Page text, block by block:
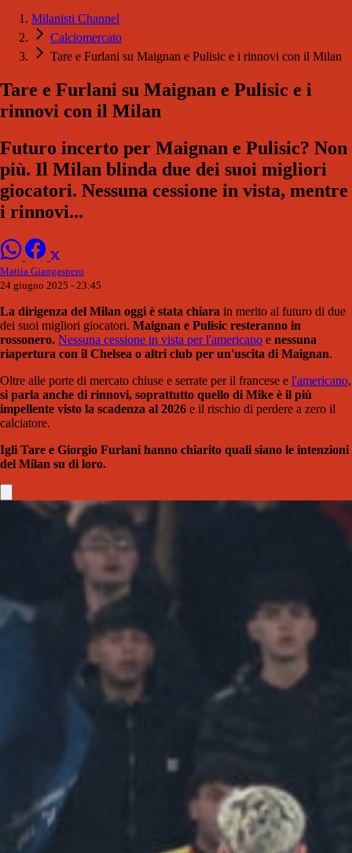
Milanisti Channel
Calciomercato
Tare e Furlani su Maignan e Pulisic e i rinnovi con il Milan
Tare e Furlani su Maignan e Pulisic e i
rinnovi con il Milan
Futuro incerto per Maignan e Pulisic? Non
più. Il Milan blinda due dei suoi migliori
giocatori. Nessuna cessione in vista, mentre
i rinnovi...
Mattia Giangaspero
24 giugno 2025 - 23:45
La dirigenza del Milan oggi è stata chiara in merito al futuro di due
dei suoi migliori giocatori. Maignan e Pulisic resteranno in
rossonero. Nessuna cessione in vista per l'americano e nessuna
riapertura con il Chelsea o altri club per un'uscita di Maignan.
Oltre alle porte di mercato chiuse e serrate per il francese e l'americano,
si parla anche di rinnovi, soprattutto quello di Mike è il più
impellente visto la scadenza al 2026 e il rischio di perdere a zero il
calciatore.
Igli Tare e Giorgio Furlani hanno chiarito quali siano le intenzioni
del Milan su di loro.